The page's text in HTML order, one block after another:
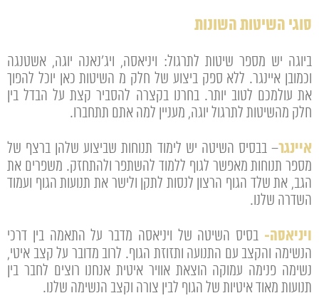
סוגי השיטות השונות
ביוגה יש מספר שיטות לתרגול: ויניאסה, ויג’נאנה יוגה, אשטנגה
וכמובן איינגר. ללא ספק ביצוע של חלק מ השיטות כאן יוכל להפוך
את עולמכם לטוב יותר. בחרנו בקצרה להסביר קצת על הבדל בין
חלק מהשיטות לתרגול יוגה, מעניין למה אתם תתחברו.
איינגר– בבסיס השיטה יש לימוד תנוחות שביצוע שלהן ברצף של
מספר תנוחות מאפשר לגוף ללמוד להשתפר ולהתחזק. משפרים את
הגב, את שלד הגוף הרצון לנסות לתקן ולישר את תנועות הגוף ועמוד
השדרה שלנו.
ויניאסה- בסיס השיטה של ויניאסה מדבר על התאמה בין דרכי
הנשימה והקצב עם התנועה ותזוזת הגוף. לרוב מדובר על קצב איטי,
נשימה פנימה עמוקה הוצאת אוויר איטית אנחנו רוצים לחבר בין
תנועות מאוד איטיות של הגוף לבין צורה וקצב הנשימה שלנו.